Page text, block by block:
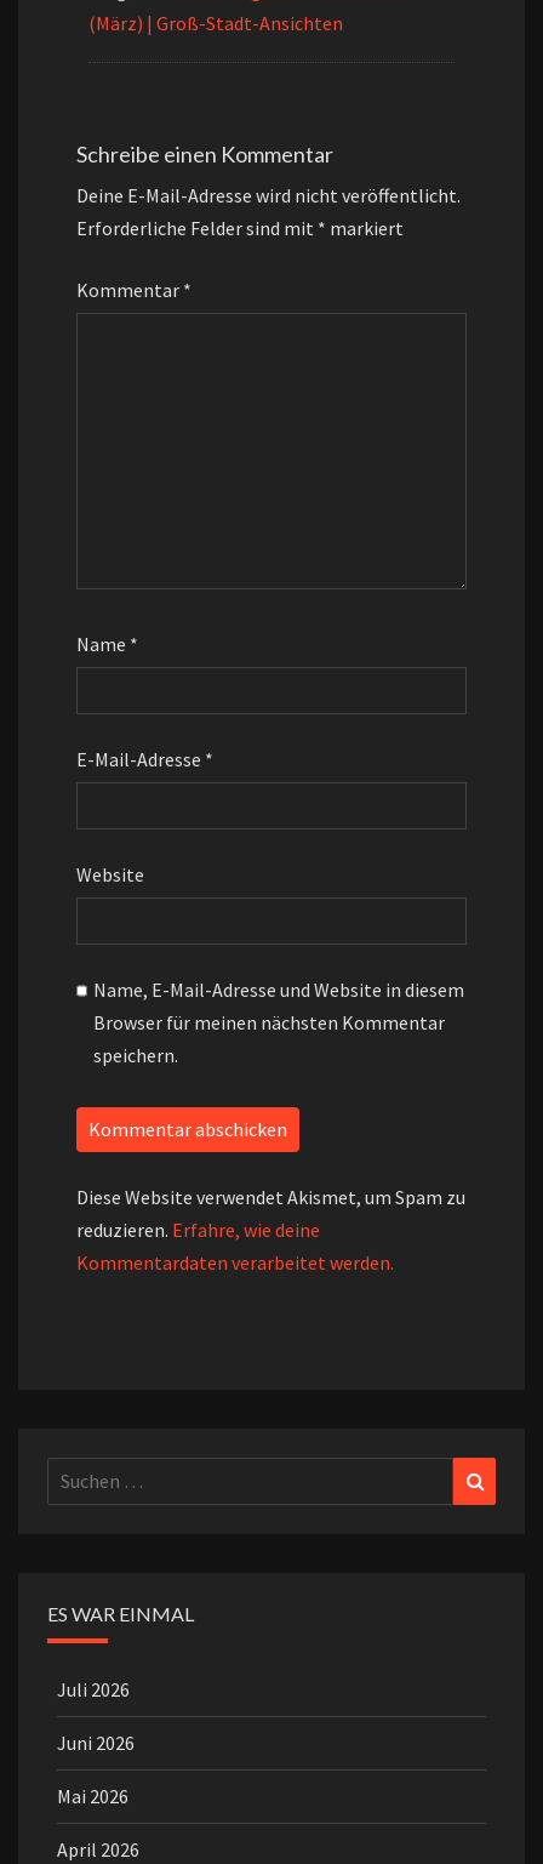
(März) | Groß-Stadt-Ansichten
Schreibe einen Kommentar
Deine E-Mail-Adresse wird nicht veröffentlicht.
Erforderliche Felder sind mit * markiert
Kommentar *
Name *
E-Mail-Adresse *
Website
Name, E-Mail-Adresse und Website in diesem
Browser für meinen nächsten Kommentar
speichern.
Diese Website verwendet Akismet, um Spam zu
reduzieren. Erfahre, wie deine
Kommentardaten verarbeitet werden.
Suchen
nach:
ES WAR EINMAL
Juli 2026
Juni 2026
Mai 2026
April 2026